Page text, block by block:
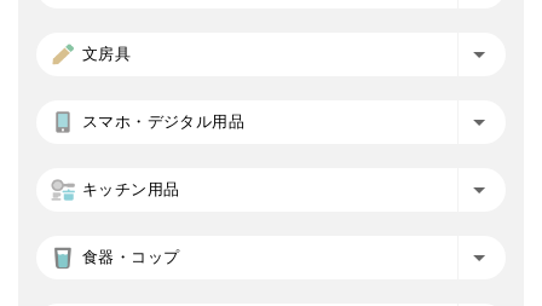
文房具
スマホ・デジタル用品
キッチン用品
食器・コップ